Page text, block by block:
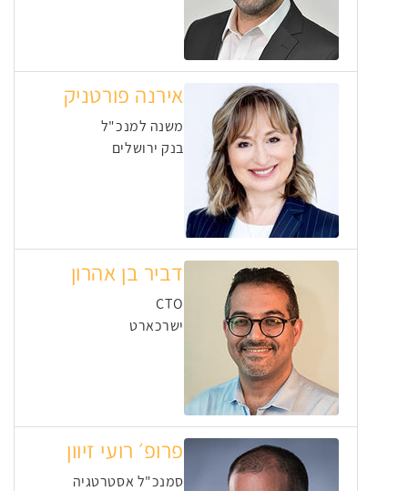
אירנה פורטניק
משנה למנכ"ל
בנק ירושלים
דביר בן אהרון
CTO
ישרכארט
פרופ׳ רועי זיוון
סמנכ"ל אסטרטגיה